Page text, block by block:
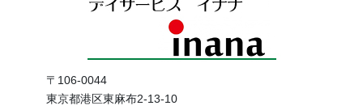
〒106-0044
東京都港区東麻布2-13-10